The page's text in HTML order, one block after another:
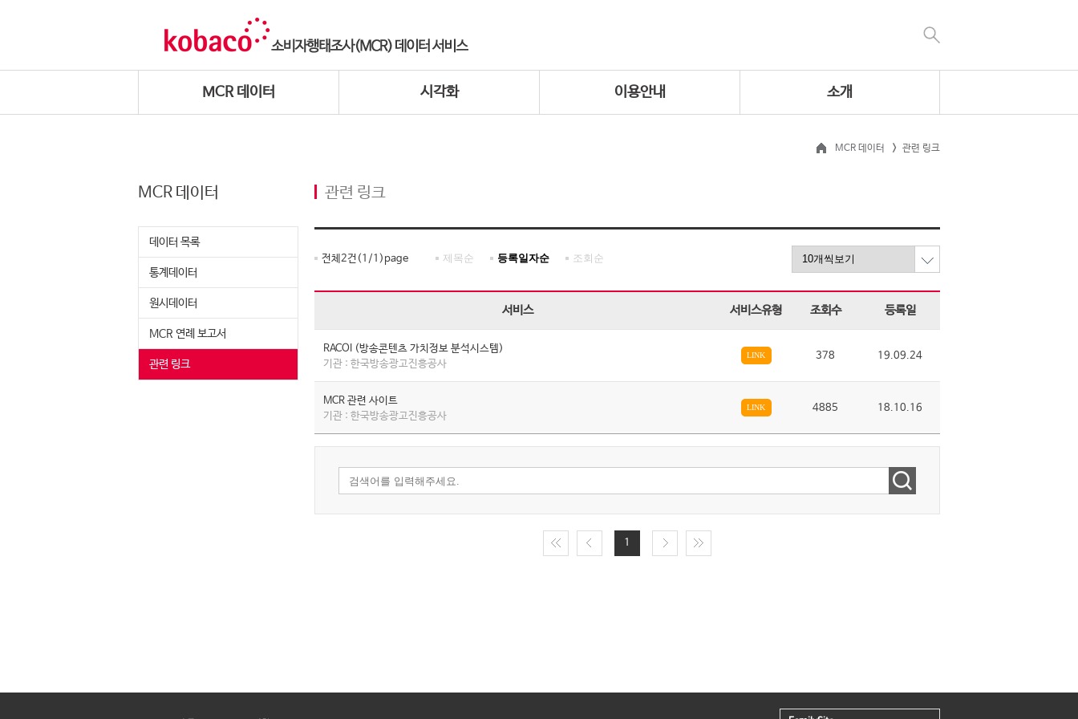
MCR 데이터 시각화 이용안내 소개
MCR 데이터 관련 링크
MCR 데이터
데이터 목록
통계데이터
원시데이터
MCR 연례 보고서
관련 링크
관련 링크
전체 2건(1 /1 )page 제목순 등록일자순 조회순
서비스 서비스유형 조회수 등록일
RACOI (방송콘텐츠 가치정보 분석시스템)
기관 : 한국방송광고진흥공사
LINK 378 19.09.24
MCR 관련 사이트
기관 : 한국방송광고진흥공사
LINK 4885 18.10.16
1